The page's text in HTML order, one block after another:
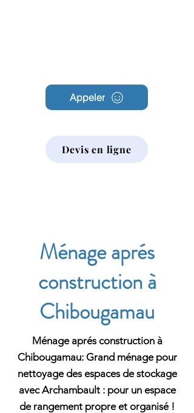
Appeler
Devis en ligne
Ménage aprés
construction à
Chibougamau
Ménage aprés construction à
Chibougamau: Grand ménage pour
nettoyage des espaces de stockage
avec Archambault : pour un espace
de rangement propre et organisé !